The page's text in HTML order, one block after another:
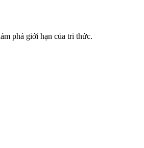
phá giới hạn của tri thức.